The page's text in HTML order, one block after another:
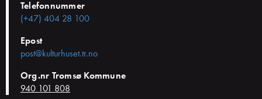
Telefonnummer
(+47) 404 28 100
Epost
post@kulturhuset.tr.no
Org.nr Tromsø Kommune
940 101 808